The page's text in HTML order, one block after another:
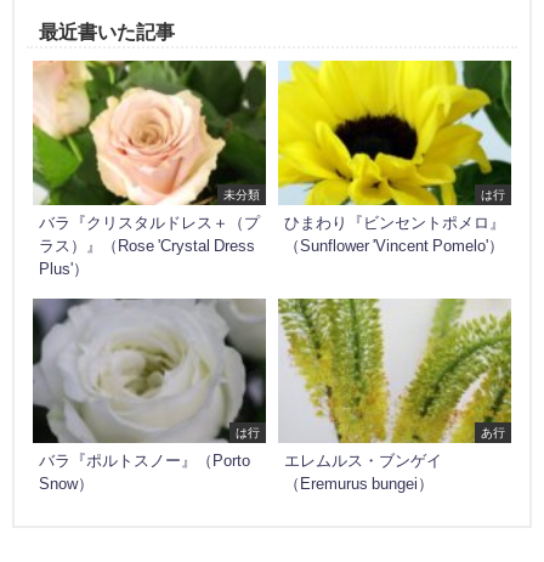
最近書いた記事
未分類
バラ『クリスタルドレス＋（プ
ラス）』（Rose 'Crystal Dress
Plus'）
は行
ひまわり『ビンセントポメロ』
（Sunflower 'Vincent Pomelo'）
は行
バラ『ポルトスノー』（Porto
Snow）
あ行
エレムルス・ブンゲイ
（Eremurus bungei）